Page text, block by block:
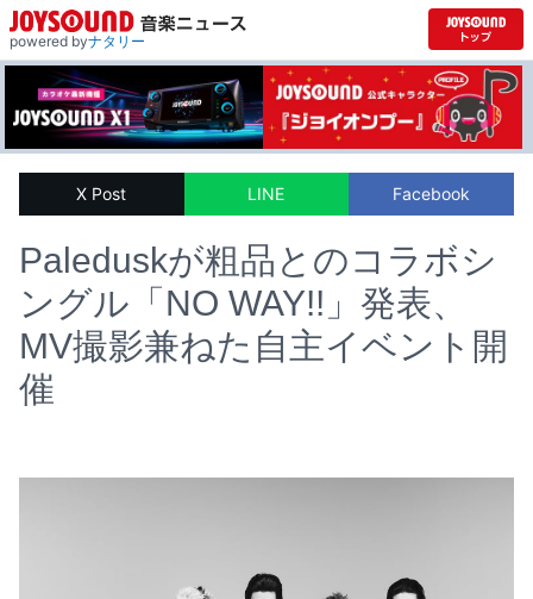
powered byナタリー
X Post LINE Facebook
Paleduskが粗品とのコラボシ
ングル「NO WAY!!」発表、
MV撮影兼ねた自主イベント開
催